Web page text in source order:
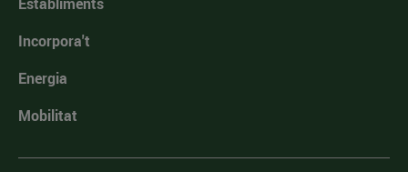
Incorpora't
Energia
Mobilitat